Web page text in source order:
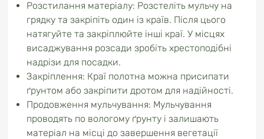
Розстилання матеріалу: Розстеліть мульчу на
грядку та закріпіть один із країв. Після цього
натягуйте та закріплюйте інші краї. У місцях
висаджування розсади зробіть хрестоподібні
надрізи для посадки.
Закріплення: Краї полотна можна присипати
ґрунтом або закріпити дротом для надійності.
Продовження мульчування: Мульчування
проводять по вологому ґрунту і залишають
матеріал на місці до завершення вегетації